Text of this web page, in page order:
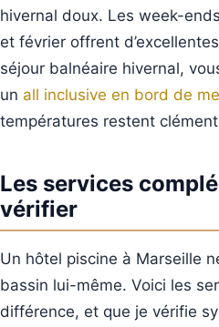
hivernal doux. Les week-
et février offrent
séjour balnéaire hivernal,
un all inclusive en bord de
températures restent
Les services
vérifier
Un hôtel piscine à Marseille
bassin lui-même. Voici les
différence, et que je vérifie